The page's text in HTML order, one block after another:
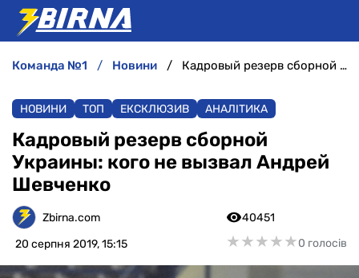
АНАЛІТИКА
ІНТЕРВ'Ю
РІЗНЕ
БУКМЕКЕРИ
команда №1 новини Кадровый резерв сборной Украины: кого не вызвал Андрей Шевченко
НОВИНИ ТОП ЕКСКЛЮЗИВ АНАЛІТИКА
Кадровый резерв сборной
Украины: кого не вызвал Андрей
Шевченко
Zbirna.com
20 серпня 2019, 15:15
40451
★★★★★
★★★★★0 голосів